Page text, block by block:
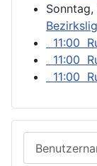
11:00
11:00
11:00